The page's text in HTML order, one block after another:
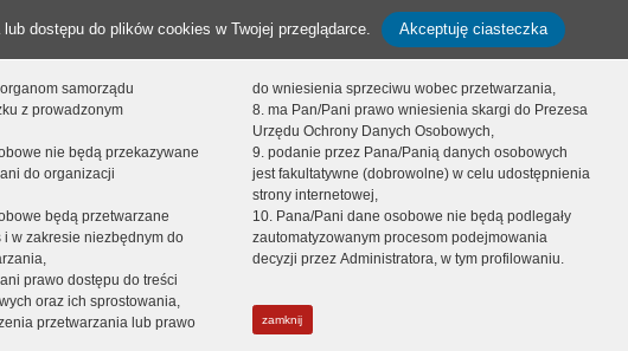
dostępu do plików cookies w Twojej przeglądarce. Akceptuję ciasteczka
samorządu
z prowadzonym
nie będą przekazywane
do organizacji
będą przetwarzane
i w zakresie niezbędnym do
prawo dostępu do treści
oraz ich sprostowania,
przetwarzania lub prawo
do wniesienia sprzeciwu wobec przetwarzania,
8. ma Pan/Pani prawo wniesienia skargi do Prezesa
Urzędu Ochrony Danych Osobowych,
9. podanie przez Pana/Panią danych osobowych
jest fakultatywne (dobrowolne) w celu udostępnienia
strony internetowej,
10. Pana/Pani dane osobowe nie będą podlegały
zautomatyzowanym procesom podejmowania
decyzji przez Administratora, w tym profilowaniu.
zamknij